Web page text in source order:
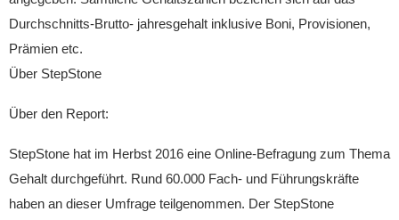
Durchschnitts-Brutto- jahresgehalt inklusive Boni, Provisionen,
Prämien etc.
Über StepStone
Über den Report:
StepStone hat im Herbst 2016 eine Online-Befragung zum Thema
Gehalt durchgeführt. Rund 60.000 Fach- und Führungskräfte
haben an dieser Umfrage teilgenommen. Der StepStone